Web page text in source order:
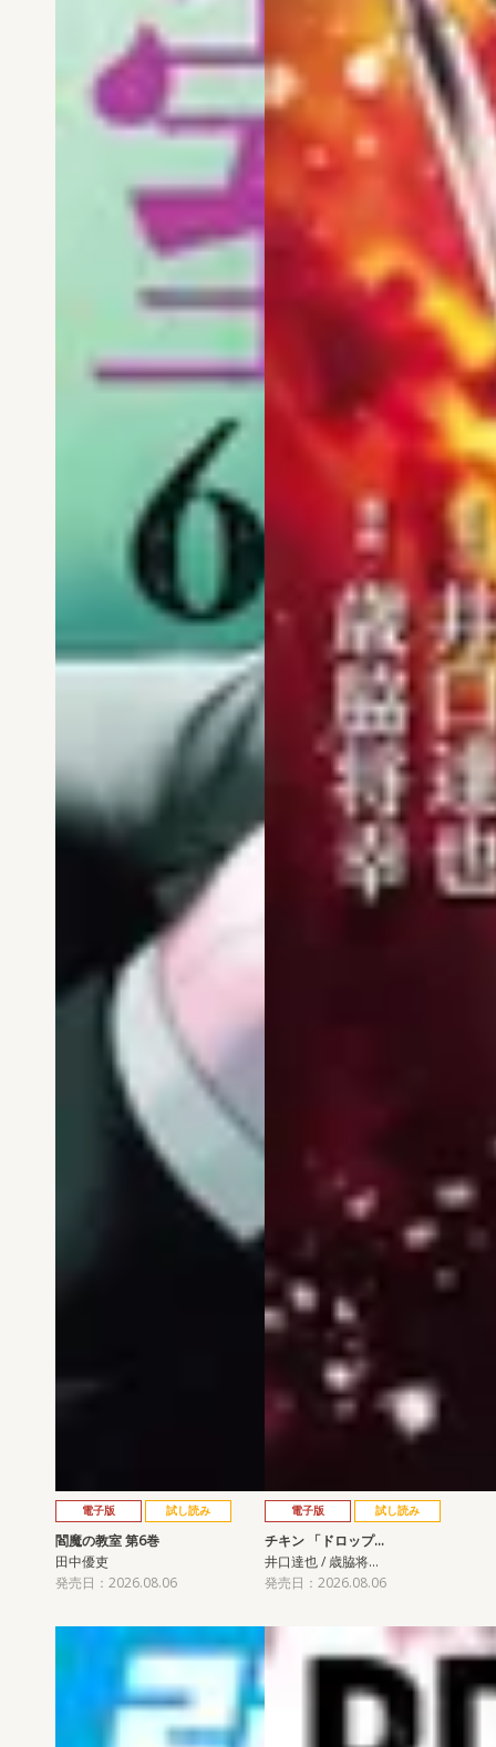
電子版 試し読み
閻魔の教室 第6巻
田中優吏
発売日：2026.08.06
電子版 試し読み
チキン 「ドロップ…
井口達也 / 歳脇将…
発売日：2026.08.06